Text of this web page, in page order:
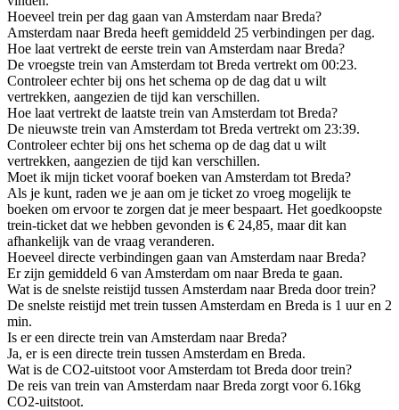
Hoeveel trein per dag gaan van Amsterdam naar Breda?
Amsterdam naar Breda heeft gemiddeld 25 verbindingen per dag.
Hoe laat vertrekt de eerste trein van Amsterdam naar Breda?
De vroegste trein van Amsterdam tot Breda vertrekt om 00:23.
Controleer echter bij ons het schema op de dag dat u wilt
vertrekken, aangezien de tijd kan verschillen.
Hoe laat vertrekt de laatste trein van Amsterdam tot Breda?
De nieuwste trein van Amsterdam tot Breda vertrekt om 23:39.
Controleer echter bij ons het schema op de dag dat u wilt
vertrekken, aangezien de tijd kan verschillen.
Moet ik mijn ticket vooraf boeken van Amsterdam tot Breda?
Als je kunt, raden we je aan om je ticket zo vroeg mogelijk te
boeken om ervoor te zorgen dat je meer bespaart. Het goedkoopste
trein-ticket dat we hebben gevonden is € 24,85, maar dit kan
afhankelijk van de vraag veranderen.
Hoeveel directe verbindingen gaan van Amsterdam naar Breda?
Er zijn gemiddeld 6 van Amsterdam om naar Breda te gaan.
Wat is de snelste reistijd tussen Amsterdam naar Breda door trein?
De snelste reistijd met trein tussen Amsterdam en Breda is 1 uur en 2
min.
Is er een directe trein van Amsterdam naar Breda?
Ja, er is een directe trein tussen Amsterdam en Breda.
Wat is de CO2-uitstoot voor Amsterdam tot Breda door trein?
De reis van trein van Amsterdam naar Breda zorgt voor 6.16kg
CO2-uitstoot.